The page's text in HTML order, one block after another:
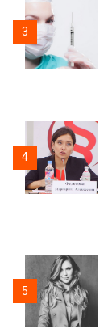
3
4
5